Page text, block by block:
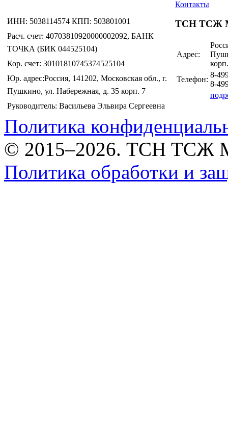
ИНН: 5038114574 КПП: 503801001
Расч. счет: 40703810920000002092, БАНК
ТОЧКА (БИК 044525104)
Кор. счет: 30101810745374525104
Юр. адрес:Россия, 141202, Московская обл., г.
Пушкино, ул. Набережная, д. 35 корп. 7
Руководитель: Васильева Эльвира Сергеевна
Контакты
ТСН ТСЖ
Адрес:
Телефон:
8-
8-
Политика
© 2015–2026. ТСН ТСЖ
Политика обработки и